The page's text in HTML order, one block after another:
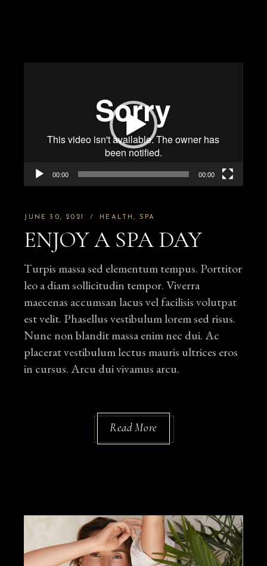
00:00 00:00
JUNE 30, 2021 HEALTH SPA
ENJOY A SPA DAY
Turpis massa sed elementum tempus. Porttitor
leo a diam sollicitudin tempor. Viverra
maecenas accumsan lacus vel facilisis volutpat
est velit. Phasellus vestibulum lorem sed risus.
Nunc non blandit massa enim nec dui. Ac
placerat vestibulum lectus mauris ultrices eros
in cursus. Arcu dui vivamus arcu.
Read More